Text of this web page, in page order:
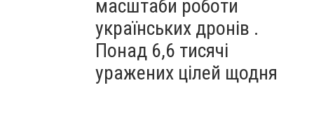
масштаби роботи
українських дронів .
Понад 6,6 тисячі
уражених цілей щодня